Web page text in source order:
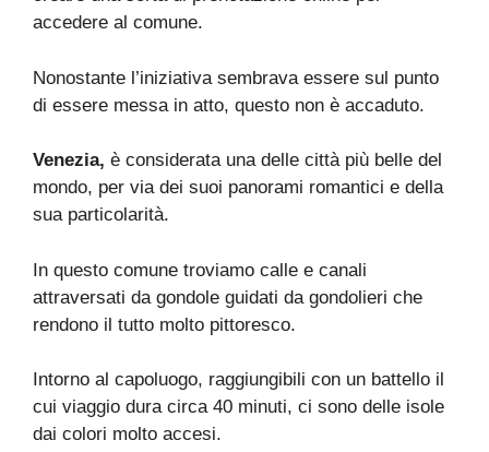
accedere al comune.
Nonostante l’iniziativa sembrava essere sul punto
di essere messa in atto, questo non è accaduto.
Venezia, è considerata una delle città più belle del
mondo, per via dei suoi panorami romantici e della
sua particolarità.
In questo comune troviamo calle e canali
attraversati da gondole guidati da gondolieri che
rendono il tutto molto pittoresco.
Intorno al capoluogo, raggiungibili con un battello il
cui viaggio dura circa 40 minuti, ci sono delle isole
dai colori molto accesi.